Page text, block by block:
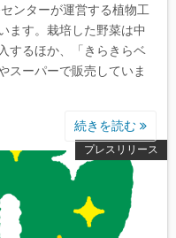
プレスリリース
ンターが運営する植物工
ます。栽培した野菜は中
するほか、「きらきらベ
スーパーで販売していま
続きを読む